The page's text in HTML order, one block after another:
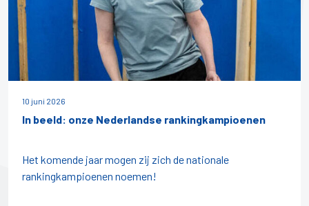
10 juni 2026
In beeld: onze Nederlandse rankingkampioenen
Het komende jaar mogen zij zich de nationale
rankingkampioenen noemen!